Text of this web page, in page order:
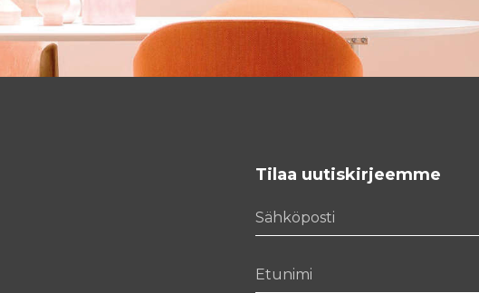
Tilaa uutiskirjeemme